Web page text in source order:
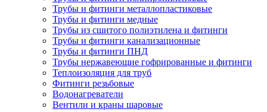
Трубы и фитинги металлопластиковые
Трубы и фитинги медные
Трубы из сшитого полиэтилена и фитинги
Трубы и фитинги канализационные
Трубы и фитинги ПНД
Трубы нержавеющие гофрированные и фитинги
Теплоизоляция для труб
Фитинги резьбовые
Водонагреватели
Вентили и краны шаровые